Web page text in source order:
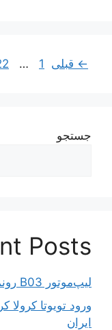
ناوبری
← قبلی برگه
1
…
جستجو
Posts
لیپ‌موتور B03 رونمایی شد؛
ایران